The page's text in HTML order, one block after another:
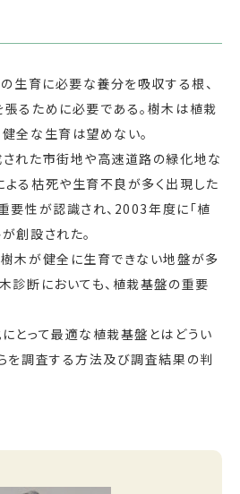
生育に必要な養分を吸収する根、
るために必要である。樹木は植栽
全な生育は望めない。
れた市街地や高速道路の緑化地な
る枯死や生育不良が多く出現した
要性が認識され、2003年度に「植
創設された。
木が健全に生育できない地盤が多
診断においても、植栽基盤の重要
とって最適な植栽基盤とはどうい
を調査する方法及び調査結果の判